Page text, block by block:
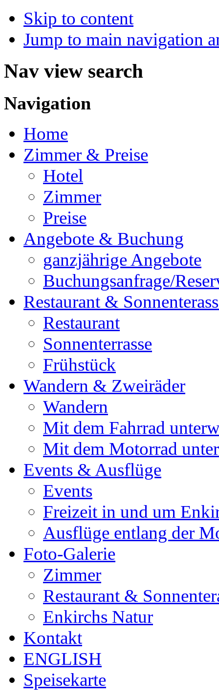
Skip to content
Jump to main navigation
Nav view search
Navigation
Home
Zimmer & Preise
Hotel
Zimmer
Preise
Angebote & Buchung
ganzjährige Angebote
Buchungsanfrage/
Restaurant &
Restaurant
Sonnenterrasse
Frühstück
Wandern & Zweiräder
Wandern
Mit dem Fahrrad
Mit dem Motorrad
Events & Ausflüge
Events
Freizeit in und um
Ausflüge entlang der
Foto-Galerie
Zimmer
Restaurant &
Enkirchs Natur
Kontakt
ENGLISH
Speisekarte